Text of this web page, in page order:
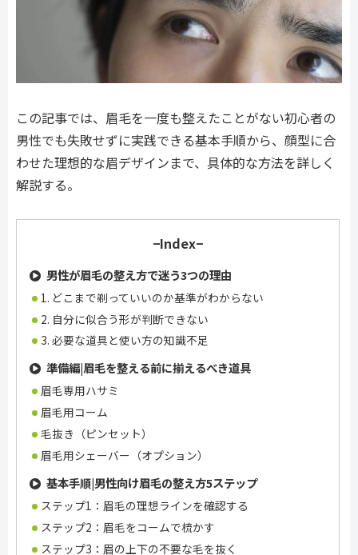
この記事では、眉毛を一度も整えたことがない初心者の
男性でも失敗せずに実践できる基本手順から、顔型に合
わせた理想的な眉デザインまで、具体的な方法を詳しく
解説する。
−Index−
男性が眉毛の整え方で迷う3つの理由
1. どこまで剃っていいのか基準がわからない
2. 自分に似合う形が判断できない
3. 必要な道具と使い方の知識不足
準備編|眉毛を整える前に揃えるべき道具
眉毛専用ハサミ
眉毛用コーム
毛抜き（ピンセット）
眉毛用シェーバー（オプション）
基本手順|男性向け眉毛の整え方5ステップ
ステップ1：眉毛の理想ラインを確認する
ステップ2：眉毛をコームで梳かす
ステップ3：眉の上下の不要な毛を抜く